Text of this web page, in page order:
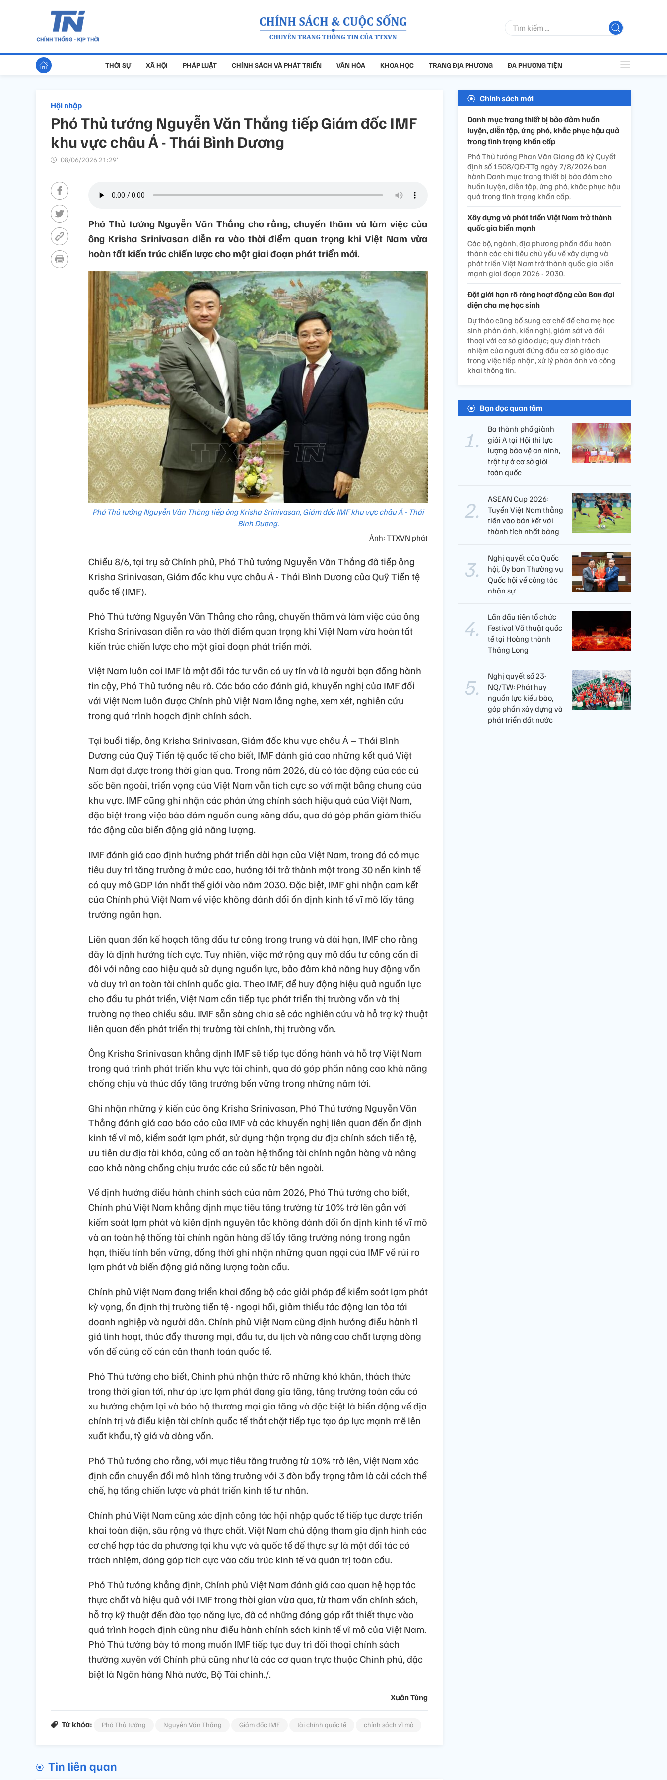
THỜI SỰ XÃ HỘI PHÁP LUẬT CHÍNH SÁCH VÀ PHÁT TRIỂN VĂN HÓA KHOA HỌC TRANG ĐỊA PHƯƠNG ĐA PHƯƠNG TIỆN
Hội nhập
Phó Thủ tướng Nguyễn Văn Thắng tiếp Giám đốc IMF
khu vực châu Á - Thái Bình Dương
08/06/2026 21:29’
Phó Thủ tướng Nguyễn Văn Thắng cho rằng, chuyến thăm và làm việc của
ông Krisha Srinivasan diễn ra vào thời điểm quan trọng khi Việt Nam vừa
hoàn tất kiến trúc chiến lược cho một giai đoạn phát triển mới.
Phó Thủ tướng Nguyễn Văn Thắng tiếp ông Krisha Srinivasan, Giám đốc IMF khu vực châu Á - Thái
Bình Dương.
Ảnh: TTXVN phát
Chiều 8/6, tại trụ sở Chính phủ, Phó Thủ tướng Nguyễn Văn Thắng đã tiếp ông
Krisha Srinivasan, Giám đốc khu vực châu Á - Thái Bình Dương của Quỹ Tiền tệ
quốc tế (IMF).
Phó Thủ tướng Nguyễn Văn Thắng cho rằng, chuyến thăm và làm việc của ông
Krisha Srinivasan diễn ra vào thời điểm quan trọng khi Việt Nam vừa hoàn tất
kiến trúc chiến lược cho một giai đoạn phát triển mới.
Việt Nam luôn coi IMF là một đối tác tư vấn có uy tín và là người bạn đồng hành
tin cậy, Phó Thủ tướng nêu rõ. Các báo cáo đánh giá, khuyến nghị của IMF đối
với Việt Nam luôn được Chính phủ Việt Nam lắng nghe, xem xét, nghiên cứu
trong quá trình hoạch định chính sách.
Tại buổi tiếp, ông Krisha Srinivasan, Giám đốc khu vực châu Á – Thái Bình
Dương của Quỹ Tiền tệ quốc tế cho biết, IMF đánh giá cao những kết quả Việt
Nam đạt được trong thời gian qua. Trong năm 2026, dù có tác động của các cú
sốc bên ngoài, triển vọng của Việt Nam vẫn tích cực so với mặt bằng chung của
khu vực. IMF cũng ghi nhận các phản ứng chính sách hiệu quả của Việt Nam,
đặc biệt trong việc bảo đảm nguồn cung xăng dầu, qua đó góp phần giảm thiểu
tác động của biến động giá năng lượng.
IMF đánh giá cao định hướng phát triển dài hạn của Việt Nam, trong đó có mục
tiêu duy trì tăng trưởng ở mức cao, hướng tới trở thành một trong 30 nền kinh tế
có quy mô GDP lớn nhất thế giới vào năm 2030. Đặc biệt, IMF ghi nhận cam kết
của Chính phủ Việt Nam về việc không đánh đổi ổn định kinh tế vĩ mô lấy tăng
trưởng ngắn hạn.
Liên quan đến kế hoạch tăng đầu tư công trong trung và dài hạn, IMF cho rằng
đây là định hướng tích cực. Tuy nhiên, việc mở rộng quy mô đầu tư công cần đi
đôi với nâng cao hiệu quả sử dụng nguồn lực, bảo đảm khả năng huy động vốn
và duy trì an toàn tài chính quốc gia. Theo IMF, để huy động hiệu quả nguồn lực
cho đầu tư phát triển, Việt Nam cần tiếp tục phát triển thị trường vốn và thị
trường nợ theo chiều sâu. IMF sẵn sàng chia sẻ các nghiên cứu và hỗ trợ kỹ thuật
liên quan đến phát triển thị trường tài chính, thị trường vốn.
Ông Krisha Srinivasan khẳng định IMF sẽ tiếp tục đồng hành và hỗ trợ Việt Nam
trong quá trình phát triển khu vực tài chính, qua đó góp phần nâng cao khả năng
chống chịu và thúc đẩy tăng trưởng bền vững trong những năm tới.
Ghi nhận những ý kiến của ông Krisha Srinivasan, Phó Thủ tướng Nguyễn Văn
Thắng đánh giá cao báo cáo của IMF và các khuyến nghị liên quan đến ổn định
kinh tế vĩ mô, kiểm soát lạm phát, sử dụng thận trọng dư địa chính sách tiền tệ,
ưu tiên dư địa tài khóa, củng cố an toàn hệ thống tài chính ngân hàng và nâng
cao khả năng chống chịu trước các cú sốc từ bên ngoài.
Về định hướng điều hành chính sách của năm 2026, Phó Thủ tướng cho biết,
Chính phủ Việt Nam khẳng định mục tiêu tăng trưởng từ 10% trở lên gắn với
kiểm soát lạm phát và kiên định nguyên tắc không đánh đổi ổn định kinh tế vĩ mô
và an toàn hệ thống tài chính ngân hàng để lấy tăng trưởng nóng trong ngắn
hạn, thiếu tính bền vững, đồng thời ghi nhận những quan ngại của IMF về rủi ro
lạm phát và biến động giá năng lượng toàn cầu.
Chính phủ Việt Nam đang triển khai đồng bộ các giải pháp để kiểm soát lạm phát
kỳ vọng, ổn định thị trường tiền tệ - ngoại hối, giảm thiểu tác động lan tỏa tới
doanh nghiệp và người dân. Chính phủ Việt Nam cũng định hướng điều hành tỉ
giá linh hoạt, thúc đẩy thương mại, đầu tư, du lịch và nâng cao chất lượng dòng
vốn để củng cố cán cân thanh toán quốc tế.
Phó Thủ tướng cho biết, Chính phủ nhận thức rõ những khó khăn, thách thức
trong thời gian tới, như áp lực lạm phát đang gia tăng, tăng trưởng toàn cầu có
xu hướng chậm lại và bảo hộ thương mại gia tăng và đặc biệt là biến động về địa
chính trị và điều kiện tài chính quốc tế thắt chặt tiếp tục tạo áp lực mạnh mẽ lên
xuất khẩu, tỷ giá và dòng vốn.
Phó Thủ tướng cho rằng, với mục tiêu tăng trưởng từ 10% trở lên, Việt Nam xác
định cần chuyển đổi mô hình tăng trưởng với 3 đòn bẩy trọng tâm là cải cách thể
chế, hạ tầng chiến lược và phát triển kinh tế tư nhân.
Chính phủ Việt Nam cũng xác định công tác hội nhập quốc tế tiếp tục được triển
khai toàn diện, sâu rộng và thực chất. Việt Nam chủ động tham gia định hình các
cơ chế hợp tác đa phương tại khu vực và quốc tế để thực sự là một đối tác có
trách nhiệm, đóng góp tích cực vào cấu trúc kinh tế và quản trị toàn cầu.
Phó Thủ tướng khẳng định, Chính phủ Việt Nam đánh giá cao quan hệ hợp tác
thực chất và hiệu quả với IMF trong thời gian vừa qua, từ tham vấn chính sách,
hỗ trợ kỹ thuật đến đào tạo năng lực, đã có những đóng góp rất thiết thực vào
quá trình hoạch định cũng như điều hành chính sách kinh tế vĩ mô của Việt Nam.
Phó Thủ tướng bày tỏ mong muốn IMF tiếp tục duy trì đối thoại chính sách
thường xuyên với Chính phủ cũng như là các cơ quan trực thuộc Chính phủ, đặc
biệt là Ngân hàng Nhà nước, Bộ Tài chính./.
Xuân Tùng
Từ khóa: Phó Thủ tướng Nguyễn Văn Thắng Giám đốc IMF tài chính quốc tế chính sách vĩ mô
Tin liên quan
Chính sách mới
Danh mục trang thiết bị bảo đảm huấn
luyện, diễn tập, ứng phó, khắc phục hậu quả
trong tình trạng khẩn cấp
Phó Thủ tướng Phan Văn Giang đã ký Quyết
định số 1508/QĐ-TTg ngày 7/8/2026 ban
hành Danh mục trang thiết bị bảo đảm cho
huấn luyện, diễn tập, ứng phó, khắc phục hậu
quả trong tình trạng khẩn cấp.
Xây dựng và phát triển Việt Nam trở thành
quốc gia biển mạnh
Các bộ, ngành, địa phương phấn đấu hoàn
thành các chỉ tiêu chủ yếu về xây dựng và
phát triển Việt Nam trở thành quốc gia biển
mạnh giai đoạn 2026 - 2030.
Đặt giới hạn rõ ràng hoạt động của Ban đại
diện cha mẹ học sinh
Dự thảo cũng bổ sung cơ chế để cha mẹ học
sinh phản ánh, kiến nghị, giám sát và đối
thoại với cơ sở giáo dục; quy định trách
nhiệm của người đứng đầu cơ sở giáo dục
trong việc tiếp nhận, xử lý phản ánh và công
khai thông tin.
Bạn đọc quan tâm
Ba thành phố giành
giải A tại Hội thi lực
lượng bảo vệ an ninh,
trật tự ở cơ sở giỏi
toàn quốc
ASEAN Cup 2026:
Tuyển Việt Nam thẳng
tiến vào bán kết với
thành tích nhất bảng
Nghị quyết của Quốc
hội, Ủy ban Thường vụ
Quốc hội về công tác
nhân sự
Lần đầu tiên tổ chức
Festival Võ thuật quốc
tế tại Hoàng thành
Thăng Long
Nghị quyết số 23-
NQ/TW: Phát huy
nguồn lực kiều bào,
góp phần xây dựng và
phát triển đất nước